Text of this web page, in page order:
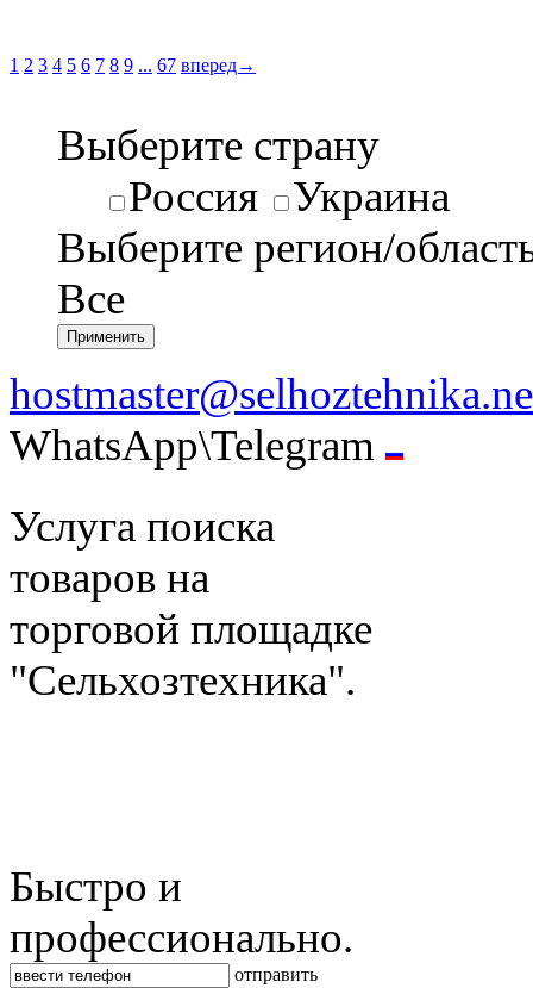
1 2 3 4 5 6 7 8 9 ... 67 вперед→
Выберите страну
Россия
Украина
Выберите регион/
Все
WhatsApp\Telegram
Услуга поиска
товаров на
торговой площадке
"Сельхозтехника".
Быстро и
профессионально.
отправить